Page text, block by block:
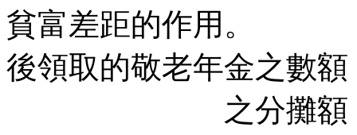
貧富差距的作用。
後領取的敬老年金之數
之分攤額，不是